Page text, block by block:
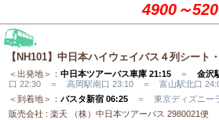
4900～
【NH101】中日本ハイウェイバス４列シート
＜出発地＞： 中日本ツアーバス車庫 21:15 ＝ 金沢
口 22:30 ＝ 高岡駅南口 23:10 ＝ 富山駅北口
＜到着地＞： バスタ新宿 06:25 ＝ 東京ディズニー
販売会社 : 楽天 （株）中日本ツアーバス 2980021便